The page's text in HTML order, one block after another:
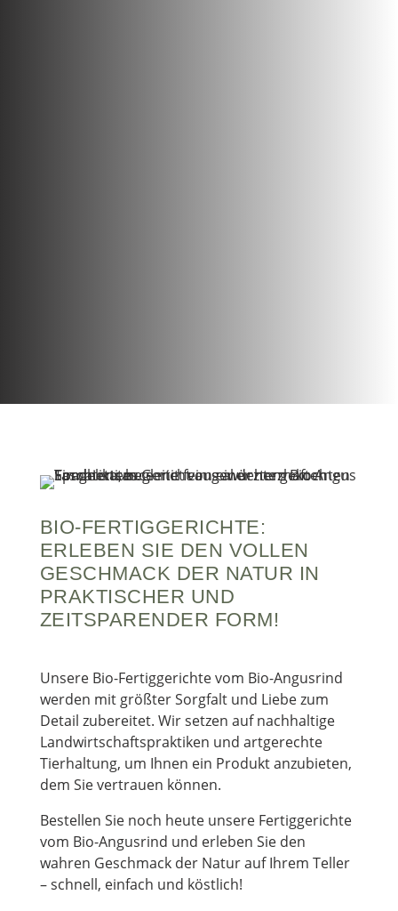
BIO-FERTIGGERICHTE:
ERLEBEN SIE DEN VOLLEN
GESCHMACK DER NATUR IN
PRAKTISCHER UND
ZEITSPARENDER FORM!
Unsere Bio-Fertiggerichte vom Bio-Angusrind
werden mit größter Sorgfalt und Liebe zum
Detail zubereitet. Wir setzen auf nachhaltige
Landwirtschaftspraktiken und artgerechte
Tierhaltung, um Ihnen ein Produkt anzubieten,
dem Sie vertrauen können.
Bestellen Sie noch heute unsere Fertiggerichte
vom Bio-Angusrind und erleben Sie den
wahren Geschmack der Natur auf Ihrem Teller
– schnell, einfach und köstlich!